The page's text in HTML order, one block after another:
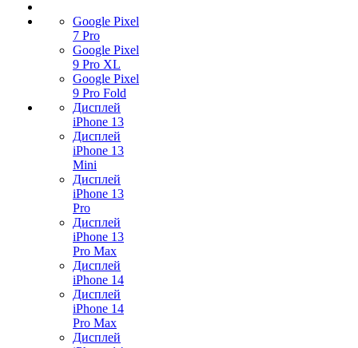
Google Pixel
7 Pro
Google Pixel
9 Pro XL
Google Pixel
9 Pro Fold
Дисплей
iPhone 13
Дисплей
iPhone 13
Mini
Дисплей
iPhone 13
Pro
Дисплей
iPhone 13
Pro Max
Дисплей
iPhone 14
Дисплей
iPhone 14
Pro Max
Дисплей